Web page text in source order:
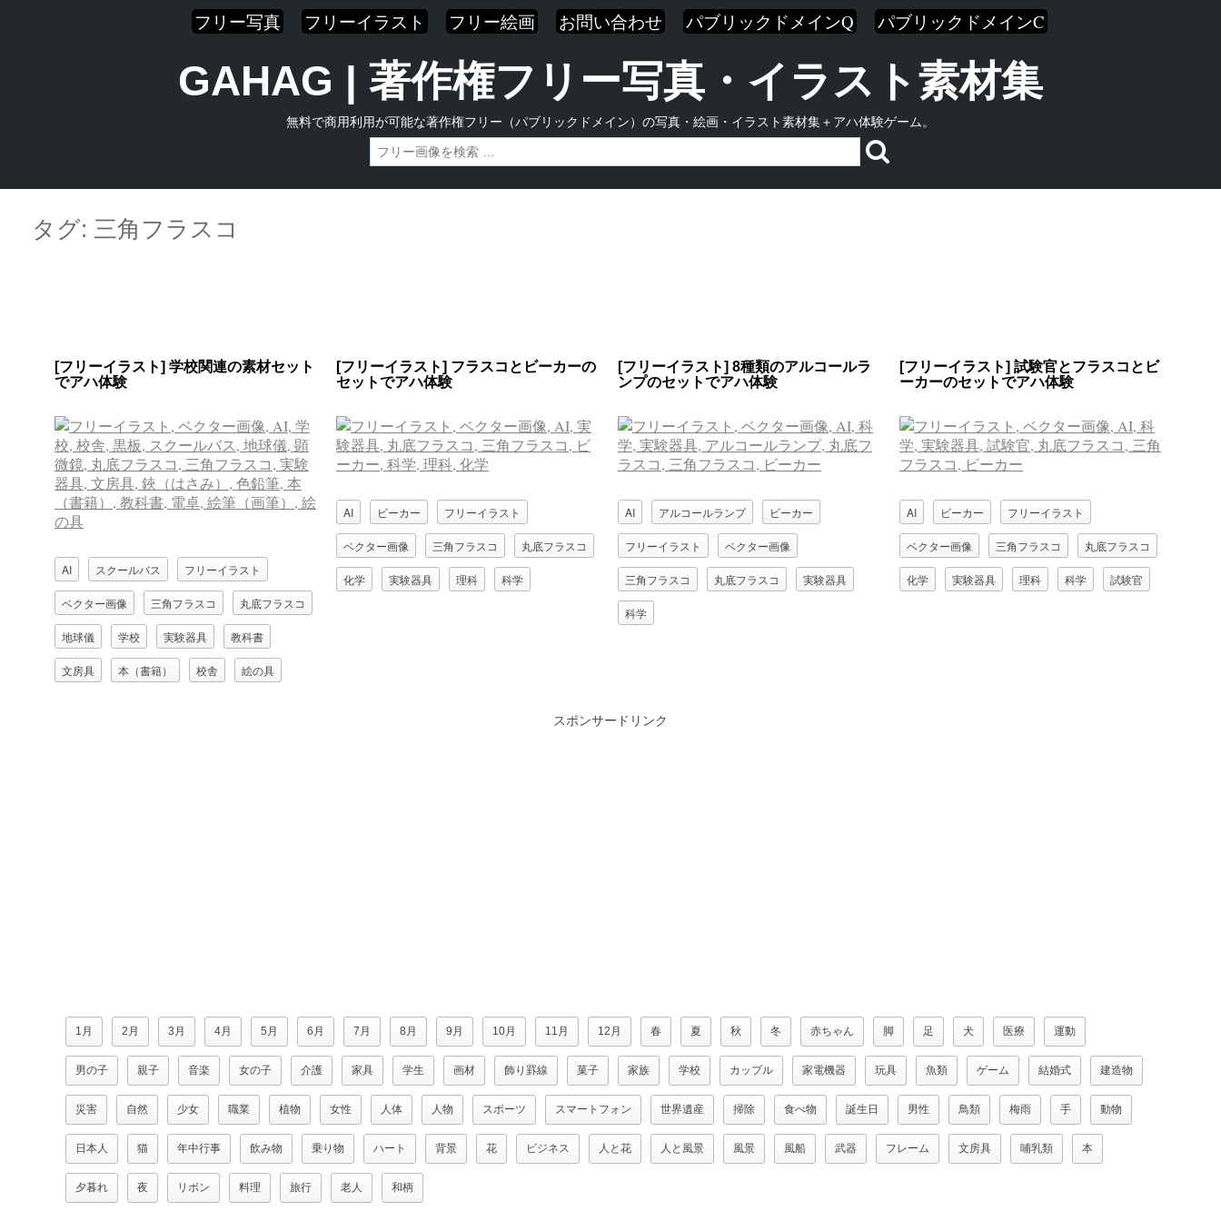
フリー写真 フリーイラスト フリー絵画 お問い合わせ パブリックドメインQ パブリックドメインC
GAHAG | 著作権フリー写真・イラスト素材集
無料で商用利用が可能な著作権フリー（パブリックドメイン）の写真・絵画・イラスト素材集＋アハ体験ゲーム。
contentタグ: 三角フラスコ
[フリーイラスト] 学校関連の素材セット
でアハ体験
AI スクールバス フリーイラスト
ベクター画像 三角フラスコ 丸底フラスコ
地球儀 学校 実験器具 教科書
文房具 本（書籍） 校舎 絵の具
[フリーイラスト] フラスコとビーカーの
セットでアハ体験
AI ビーカー フリーイラスト
ベクター画像 三角フラスコ 丸底フラスコ
化学 実験器具 理科 科学
[フリーイラスト] 8種類のアルコールラ
ンプのセットでアハ体験
AI アルコールランプ ビーカー
フリーイラスト ベクター画像
三角フラスコ 丸底フラスコ 実験器具
科学
[フリーイラスト] 試験官とフラスコとビ
ーカーのセットでアハ体験
AI ビーカー フリーイラスト
ベクター画像 三角フラスコ 丸底フラスコ
化学 実験器具 理科 科学 試験官
スポンサードリンク
1月 2月 3月 4月 5月 6月 7月 8月 9月 10月 11月 12月 春 夏 秋 冬 赤ちゃん 脚 足 犬 医療 運動
男の子 親子 音楽 女の子 介護 家具 学生 画材 飾り罫線 菓子 家族 学校 カップル 家電機器 玩具 魚類 ゲーム 結婚式 建造物
災害 自然 少女 職業 植物 女性 人体 人物 スポーツ スマートフォン 世界遺産 掃除 食べ物 誕生日 男性 鳥類 梅雨 手 動物
日本人 猫 年中行事 飲み物 乗り物 ハート 背景 花 ビジネス 人と花 人と風景 風景 風船 武器 フレーム 文房具 哺乳類 本
夕暮れ 夜 リボン 料理 旅行 老人 和柄